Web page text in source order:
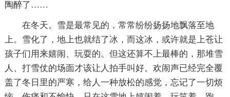
陶醉了……
在冬天。雪是最常见的，常常纷纷扬扬地飘落至地
上。雪化了，地上也就结了冰，而这冰，或许就是上苍让
孩子们用来嬉闹、玩耍的。但这还算不上最棒的，那堆雪
人、打雪仗的场面才该让人拍手叫好。欢闹声已经完全覆
盖了冬日里的严寒，给人一种放松的感觉，忘记了一切烦